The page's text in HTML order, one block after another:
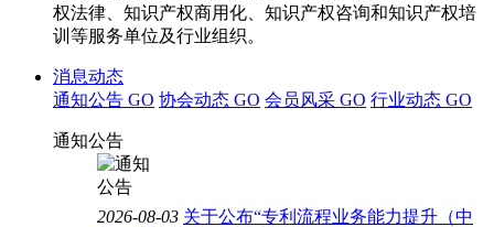
权法律、知识产权商用化、知识产权咨询和知识产权培
训等服务单位及行业组织。
消息动态
通知公告 GO 协会动态 GO 会员风采 GO 行业动态 GO
通知公告
2026-08-03 关于公布“专利流程业务能力提升（中